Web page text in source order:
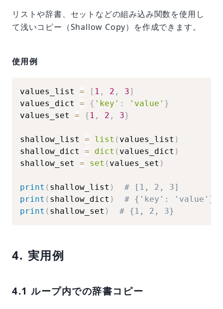
リストや辞書、セットなどの組み込み関数を使用し
て浅いコピー（Shallow Copy）を作成できます。
使用例
values_list = [ 1 , 2 , 3]
values_dict = { 'key' : 'value' }
values_set = { 1 , 2 , 3}
shallow_list = list ( values_list )
shallow_dict = dict ( values_dict )
shallow_set = set ( values_set )
print ( shallow_list )
# [1, 2, 3]
print ( shallow_dict )
# {'key': 'value'}
print ( shallow_set ) # {1, 2, 3}
4. 実用例
4.1 ループ内での辞書コピー